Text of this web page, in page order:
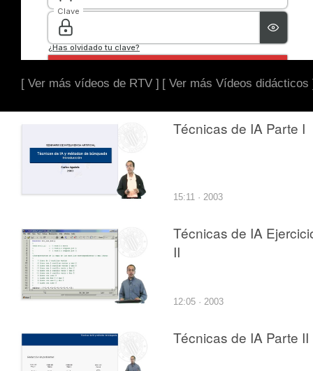
[ Ver más vídeos de RTV ] [ Ver más Vídeos didácticos
Técnicas de IA Parte I
15:11 · 2003
Técnicas de IA
II
12:05 · 2003
Técnicas de IA Parte II